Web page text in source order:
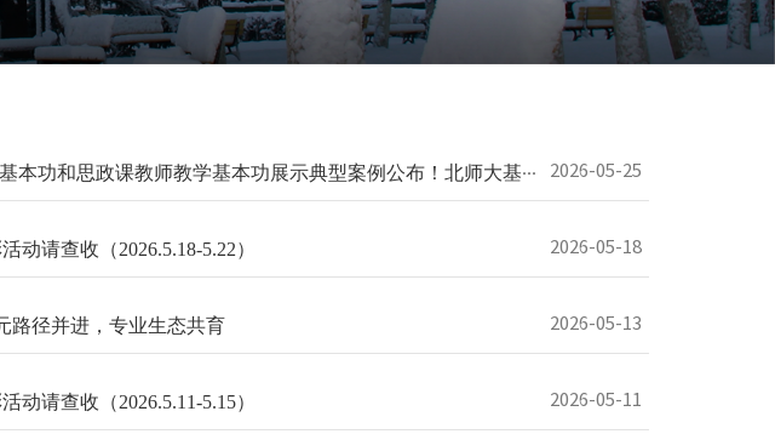
思政课教师教学基本功展示典型案例公布！北师大基础教育学校7... 2026-05-25
动请查收（2026.5.18-5.22） 2026-05-18
路径并进，专业生态共育 2026-05-13
动请查收（2026.5.11-5.15） 2026-05-11